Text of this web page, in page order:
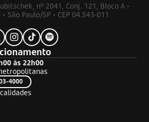
nº 2041, Conj. 121, Bloco A •
São Paulo/SP • CEP 04.543-011
às 22h00
4000